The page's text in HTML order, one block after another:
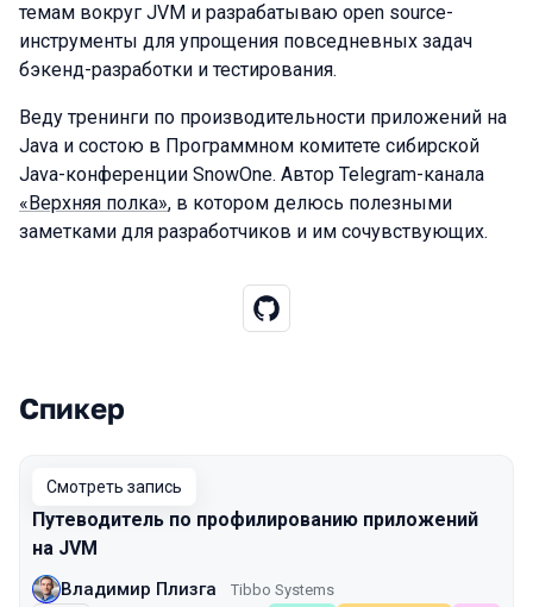
темам вокруг JVM и разрабатываю open source-
инструменты для упрощения повседневных задач
бэкенд-разработки и тестирования.
Веду тренинги по производительности приложений на
Java и состою в Программном комитете сибирской
Java-конференции SnowOne. Автор Telegram-канала
«Верхняя полка», в котором делюсь полезными
заметками для разработчиков и им сочувствующих.
Выступления в сезоне 2025
Спикер
Смотреть запись
Путеводитель по профилированию приложений
на JVM
Владимир Плизга Tibbo Systems